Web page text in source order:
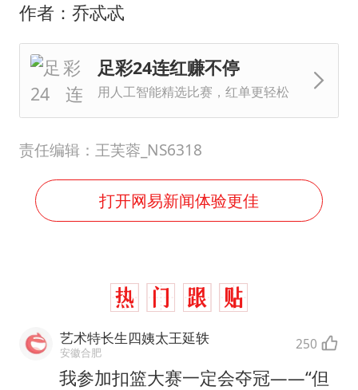
作者：乔忒忒
足彩24连红赚不停
用人工智能精选比赛，红单更轻松
责任编辑：王芙蓉_NS6318
打开网易新闻体验更佳
艺术特长生四姨太王延轶
安徽合肥 250
我参加扣篮大赛一定会夺冠——“但